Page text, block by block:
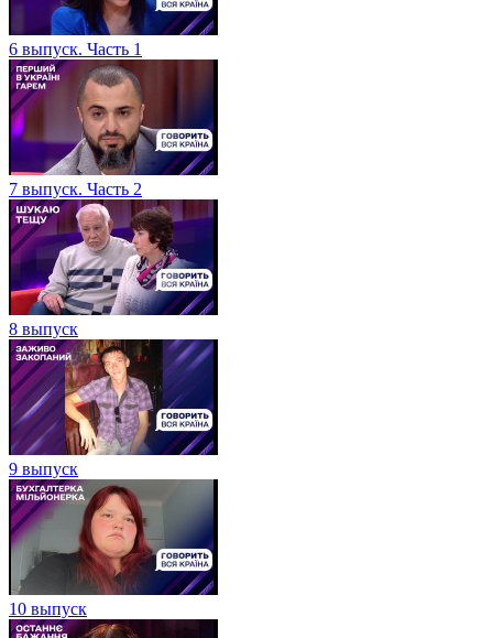
6 выпуск. Часть 1
7 выпуск. Часть 2
8 выпуск
9 выпуск
10 выпуск